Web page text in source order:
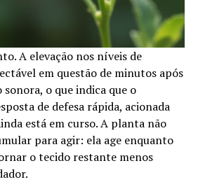
A elevação nos níveis de
em questão de minutos após
o que indica que o
de defesa rápida, acionada
está em curso. A planta não
para agir: ela age enquanto
o tecido restante menos